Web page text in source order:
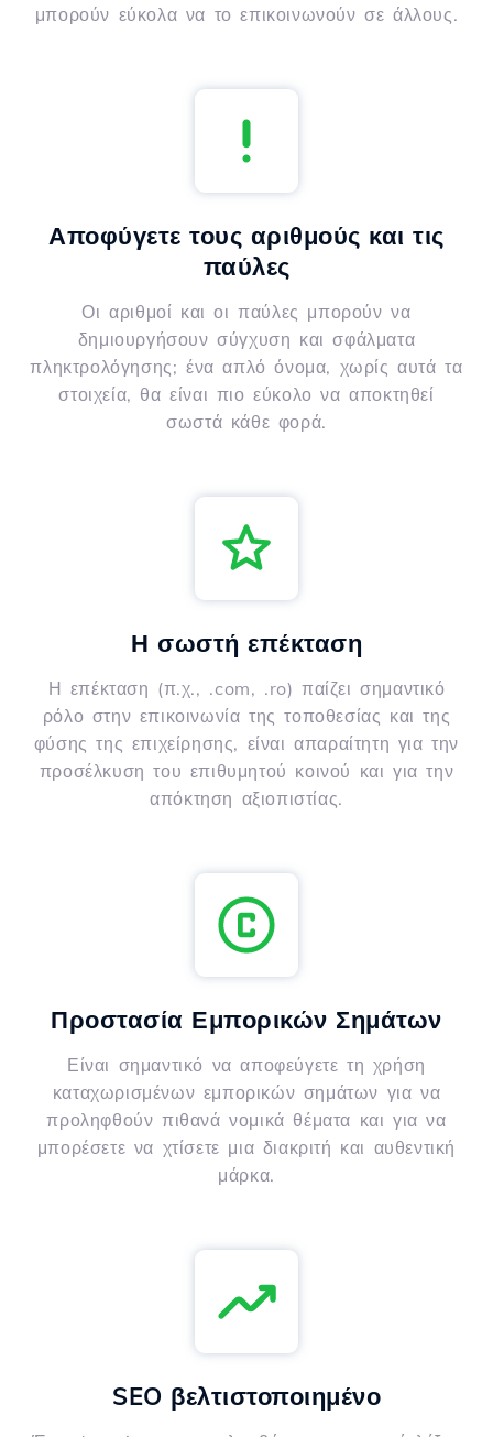
μπορούν εύκολα να το επικοινωνούν σε άλλους.
Αποφύγετε τους αριθμούς και τις
παύλες
Οι αριθμοί και οι παύλες μπορούν να
δημιουργήσουν σύγχυση και σφάλματα
πληκτρολόγησης; ένα απλό όνομα, χωρίς αυτά τα
στοιχεία, θα είναι πιο εύκολο να αποκτηθεί
σωστά κάθε φορά.
Η σωστή επέκταση
Η επέκταση (π.χ., .com, .ro) παίζει σημαντικό
ρόλο στην επικοινωνία της τοποθεσίας και της
φύσης της επιχείρησης, είναι απαραίτητη για την
προσέλκυση του επιθυμητού κοινού και για την
απόκτηση αξιοπιστίας.
Προστασία Εμπορικών Σημάτων
Είναι σημαντικό να αποφεύγετε τη χρήση
καταχωρισμένων εμπορικών σημάτων για να
προληφθούν πιθανά νομικά θέματα και για να
μπορέσετε να χτίσετε μια διακριτή και αυθεντική
μάρκα.
SEO βελτιστοποιημένο